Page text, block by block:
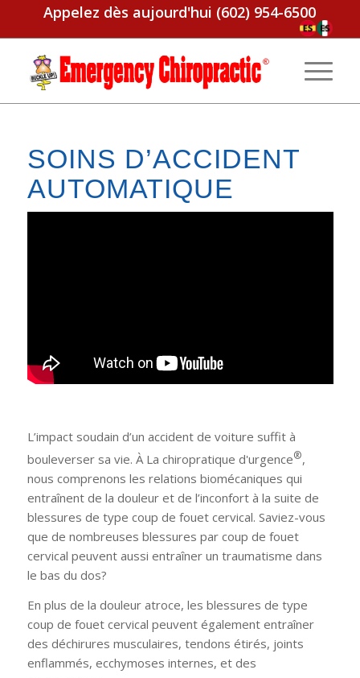
Appelez dès aujourd'hui (602) 954-6500
SOINS D’ACCIDENT
AUTOMATIQUE
L’impact soudain d’un accident de voiture suffit à
bouleverser sa vie. À La chiropratique d'urgence®,
nous comprenons les relations biomécaniques qui
entraînent de la douleur et de l’inconfort à la suite de
blessures de type coup de fouet cervical. Saviez-vous
que de nombreuses blessures par coup de fouet
cervical peuvent aussi entraîner un traumatisme dans
le bas du dos?
En plus de la douleur atroce, les blessures de type
coup de fouet cervical peuvent également entraîner
des déchirures musculaires, tendons étirés, joints
enflammés, ecchymoses internes, et des